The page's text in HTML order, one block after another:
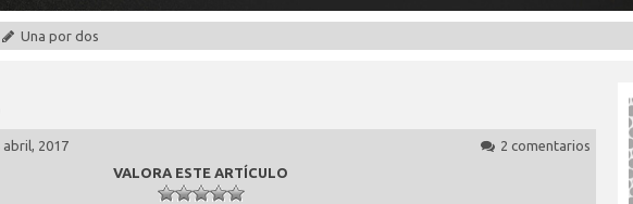
Una por dos
abril, 2017
2 comentarios
VALORA ESTE ARTÍCULO